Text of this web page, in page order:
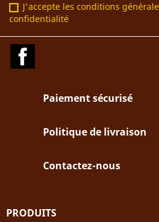
J'accepte les conditions
confidentialité
Paiement sécurisé
Politique de livraison
Contactez-nous
PRODUITS